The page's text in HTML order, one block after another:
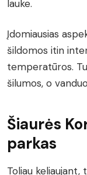
lauke.
Įdomiausias
šildomos itin
temperatūros.
šilumos, o
Šiaurės
parkas
Toliau